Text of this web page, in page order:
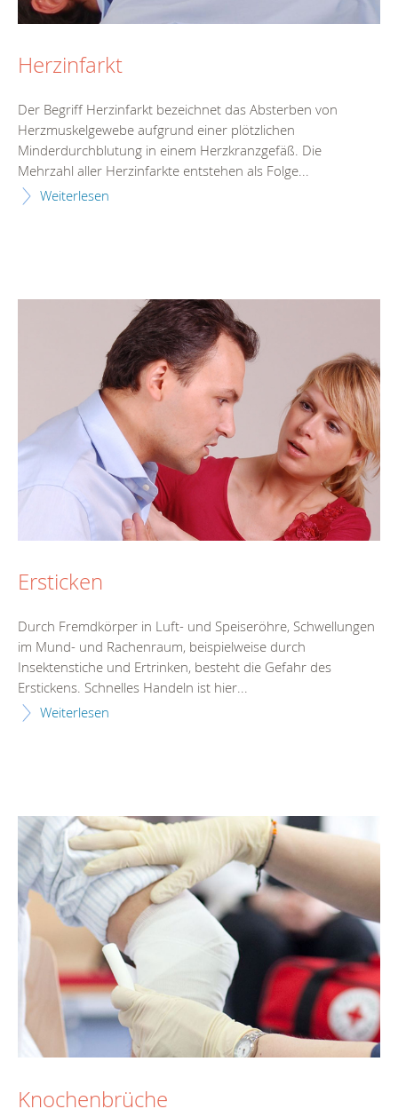
Herzinfarkt
Der Begriff Herzinfarkt bezeichnet das Absterben von
Herzmuskelgewebe aufgrund einer plötzlichen
Minderdurchblutung in einem Herzkranzgefäß. Die
Mehrzahl aller Herzinfarkte entstehen als Folge...
Weiterlesen
Ersticken
Durch Fremdkörper in Luft- und Speiseröhre, Schwellungen
im Mund- und Rachenraum, beispielweise durch
Insektenstiche und Ertrinken, besteht die Gefahr des
Erstickens. Schnelles Handeln ist hier...
Weiterlesen
Knochenbrüche